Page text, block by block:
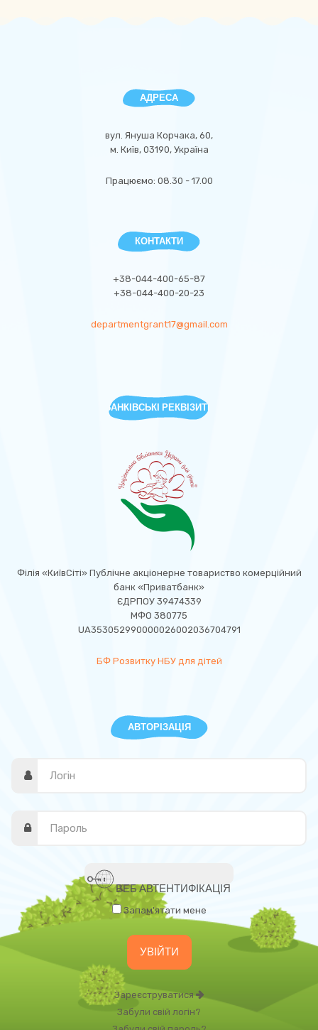
АДРЕСА
вул. Януша Корчака, 60,
м. Київ, 03190, Україна
Працюємо: 08.30 - 17.00
КОНТАКТИ
+38-044-400-65-87
+38-044-400-20-23
departmentgrant17@gmail.com
БАНКІВСЬКІ РЕКВІЗИТИ
Філія «КиївСіті» Публічне акціонерне товариство комерційний
банк «Приватбанк»
ЄДРПОУ 39474339
МФО 380775
UA353052990000026002036704791
БФ Розвитку НБУ для дітей
АВТОРІЗАЦІЯ
ВЕБ АВТЕНТИФІКАЦІЯ
Запам'ятати мене
Зареєструватися
Забули свій логін?